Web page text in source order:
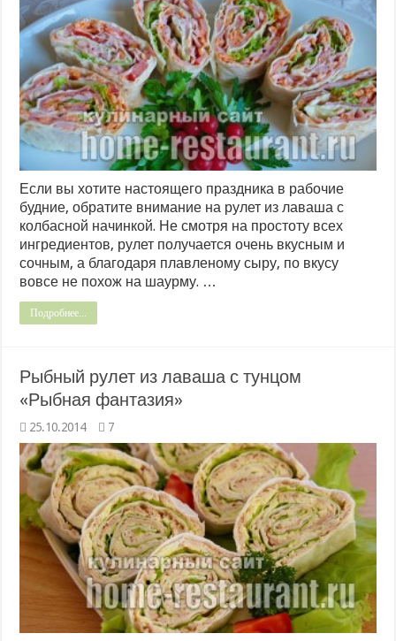
Если вы хотите настоящего праздника в рабочие
будние, обратите внимание на рулет из лаваша с
колбасной начинкой. Не смотря на простоту всех
ингредиентов, рулет получается очень вкусным и
сочным, а благодаря плавленому сыру, по вкусу
вовсе не похож на шаурму. …
Подробнее...
Рыбный рулет из лаваша с тунцом
«Рыбная фантазия»
25.10.2014 7